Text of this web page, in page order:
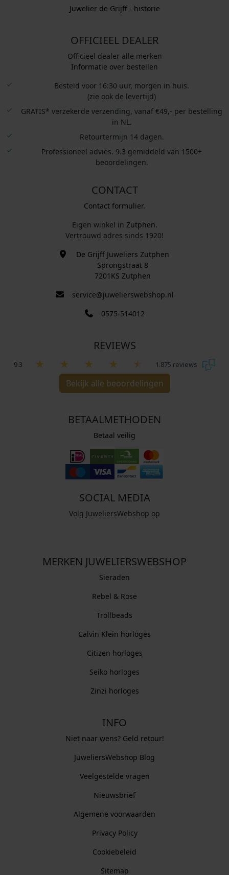
Juwelier de Grijff - historie
OFFICIEEL DEALER
Officieel dealer alle merken
Informatie over bestellen
Besteld voor 16:30 uur, morgen in huis.
(zie ook de levertijd)
GRATIS* verzekerde verzending, vanaf €49,- per bestelling
in NL.
Retourtermijn 14 dagen.
Professioneel advies. 9.3 gemiddeld van 1500+
beoordelingen.
CONTACT
Contact formulier.
Eigen winkel in Zutphen.
Vertrouwd adres sinds 1920!
De Grijff Juweliers Zutphen
Sprongstraat 8
7201KS Zutphen
service@juwelierswebshop.nl
0575-514012
REVIEWS
9.3 1.875 reviews
Bekijk alle beoordelingen
BETAALMETHODEN
Betaal veilig
SOCIAL MEDIA
Volg JuweliersWebshop op
MERKEN JUWELIERSWEBSHOP
Sieraden
Rebel & Rose
Trollbeads
Calvin Klein horloges
Citizen horloges
Seiko horloges
Zinzi horloges
INFO
Niet naar wens? Geld retour!
JuweliersWebshop Blog
Veelgestelde vragen
Nieuwsbrief
Algemene voorwaarden
Privacy Policy
Cookiebeleid
Sitemap